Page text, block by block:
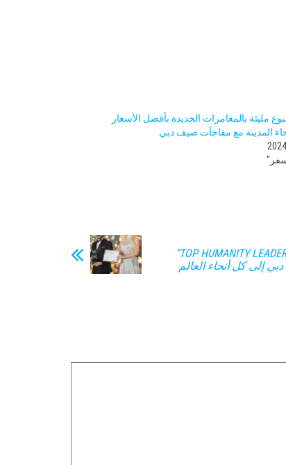
مليئة بالمغامرات الجديدة بأفضل الأسعار
المدينة مع مفاجآت صيف دبي
– جائزة TOP HUMANITY LEADERS AWARDS”
إلى كل أنحاء العالم